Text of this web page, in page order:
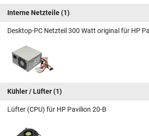
Interne Netzteile(1)
Desktop-PC Netzteil 300 Watt original für HP
Kühler / Lüfter(1)
Lüfter (CPU) für HP Pavilion 20-B